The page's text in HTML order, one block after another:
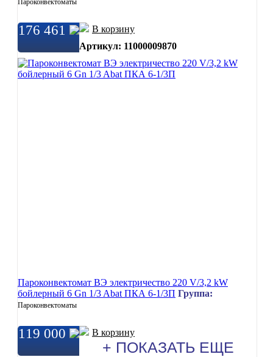
Пароконвектоматы
176 461
В корзину
Артикул: 11000009870
Пароконвектомат ВЭ электричество 220 V/3,2 kW
бойлерный 6 Gn 1/3 Abat ПКА 6-1/3П Группа:
Пароконвектоматы
119 000 В корзину
+ ПОКАЗАТЬ ЕЩЕ